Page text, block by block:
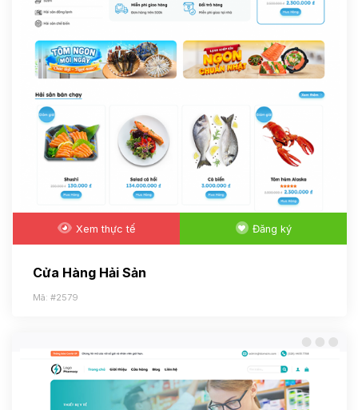
Xem thực tế Đăng ký
Cửa Hàng Hải Sản
Mã: #2579